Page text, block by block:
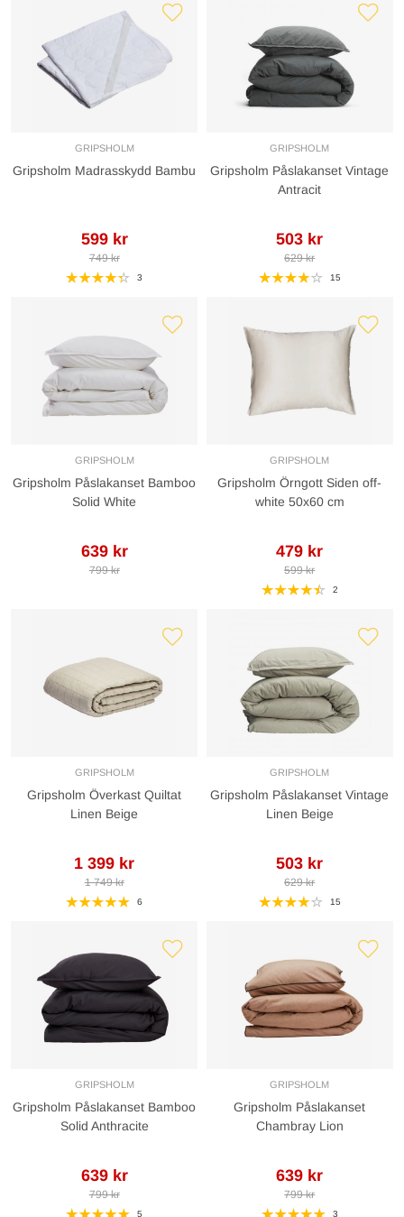
GRIPSHOLM
Gripsholm Madrasskydd Bambu
599 kr
749 kr
3
GRIPSHOLM
Gripsholm Påslakanset Vintage
Antracit
503 kr
629 kr
15
GRIPSHOLM
Gripsholm Påslakanset Bamboo
Solid White
639 kr
799 kr
GRIPSHOLM
Gripsholm Örngott Siden off-
white 50x60 cm
479 kr
599 kr
2
GRIPSHOLM
Gripsholm Överkast Quiltat
Linen Beige
1 399 kr
1 749 kr
6
GRIPSHOLM
Gripsholm Påslakanset Vintage
Linen Beige
503 kr
629 kr
15
GRIPSHOLM
Gripsholm Påslakanset Bamboo
Solid Anthracite
639 kr
799 kr
5
GRIPSHOLM
Gripsholm Påslakanset
Chambray Lion
639 kr
799 kr
3